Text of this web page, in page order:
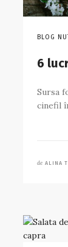
BLOG
6
Sursa
cinefil
de ALINA